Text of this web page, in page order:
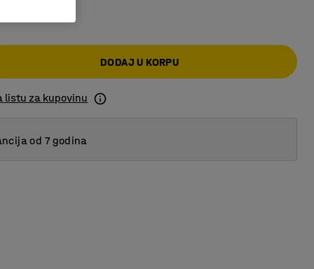
Ø465 mm
DODAJ U KORPU
listu za kupovinu
od 7 godina